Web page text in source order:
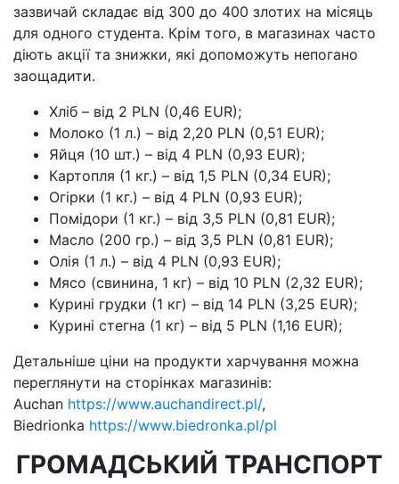
зазвичай складає від 300 до 400 злотих на місяць
для одного студента. Крім того, в магазинах часто
діють акції та знижки, які допоможуть непогано
заощадити.
Хліб – від 2 PLN (0,46 EUR);
Молоко (1 л.) – від 2,20 PLN (0,51 EUR);
Яйця (10 шт.) – від 4 PLN (0,93 EUR);
Картопля (1 кг.) – від 1,5 PLN (0,34 EUR);
Огірки (1 кг.) – від 4 PLN (0,93 EUR);
Помідори (1 кг.) – від 3,5 PLN (0,81 EUR);
Масло (200 гр.) – від 3,5 PLN (0,81 EUR);
Олія (1 л.) – від 4 PLN (0,93 EUR);
Мясо (свинина, 1 кг) – від 10 PLN (2,32 EUR);
Курині грудки (1 кг) – від 14 PLN (3,25 EUR);
Курині стегна (1 кг) – від 5 PLN (1,16 EUR);
Детальніше ціни на продукти харчування можна
переглянути на сторінках магазинів:
Auchan https://www.auchandirect.pl/,
Biedrionka https://www.biedronka.pl/pl
ГРОМАДСЬКИЙ ТРАНСПОРТ